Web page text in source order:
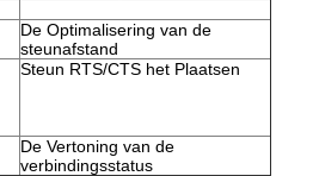
De Optimalisering van de
steunafstand
Steun RTS/CTS het Plaatsen
De Vertoning van de
verbindingsstatus